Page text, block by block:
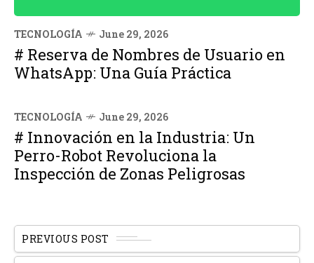
TECNOLOGÍA June 29, 2026
# Reserva de Nombres de Usuario en
WhatsApp: Una Guía Práctica
TECNOLOGÍA June 29, 2026
# Innovación en la Industria: Un
Perro-Robot Revoluciona la
Inspección de Zonas Peligrosas
PREVIOUS POST